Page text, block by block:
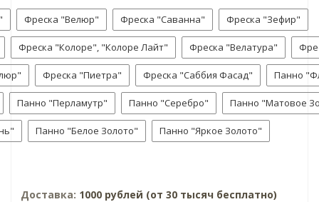
Фреска "Велюр" Фреска "Саванна" Фреска "Зефир"
Фреска "Колоре", "Колоре Лайт" Фреска "Велатура"
Фреска "Пиетра" Фреска "Саббия Фасад" Панно
Панно "Перламутр" Панно "Серебро" Панно "Матовое
Панно "Белое Золото" Панно "Яркое Золото"
Доставка: 1000 рублей (от 30 тысяч бесплатно)